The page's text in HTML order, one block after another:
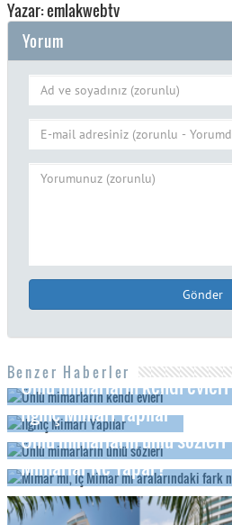
Yazar: emlakwebtv
Yorum
Gönder
Benzer Haberler
Ünlü mimarların kendi evleri
İlginç Mimari Yapılar
Ünlü mimarların ünlü sözleri
Mimar mı, İç Mimar mı
Mimarlar Ne Yapar?